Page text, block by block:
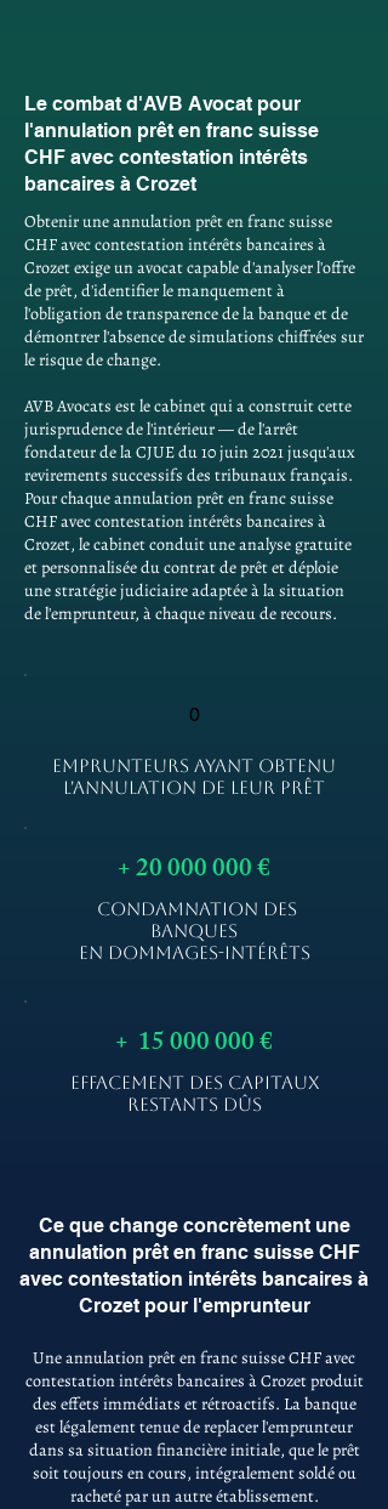
Le combat d'AVB Avocat pour
l'annulation prêt en franc suisse
CHF avec contestation intérêts
bancaires à Crozet
Obtenir une annulation prêt en franc suisse
CHF avec contestation intérêts bancaires à
Crozet exige un avocat capable d'analyser l'offre
de prêt, d'identifier le manquement à
l'obligation de transparence de la banque et de
démontrer l'absence de simulations chiffrées sur
le risque de change.
AVB Avocats est le cabinet qui a construit cette
jurisprudence de l'intérieur — de l'arrêt
fondateur de la CJUE du 10 juin 2021 jusqu'aux
revirements successifs des tribunaux français.
Pour chaque annulation prêt en franc suisse
CHF avec contestation intérêts bancaires à
Crozet, le cabinet conduit une analyse gratuite
et personnalisée du contrat de prêt et déploie
une stratégie judiciaire adaptée à la situation
de l'emprunteur, à chaque niveau de recours.
0
EMPRUNTEURS AYANT OBTENU
L'ANNULATION DE LEUR PRÊT
+20 000 000€
CONDAMNATION DES
BANQUES
EN DOMMAGES-INTÉRÊTS
+ 15 000 000€
EFFACEMENT DES CAPITAUX
RESTANTS DÛS
Ce que change concrètement une
annulation prêt en franc suisse CHF
avec contestation intérêts bancaires à
Crozet pour l'emprunteur
Une annulation prêt en franc suisse CHF avec
contestation intérêts bancaires à Crozet produit
des effets immédiats et rétroactifs. La banque
est légalement tenue de replacer l'emprunteur
dans sa situation financière initiale, que le prêt
soit toujours en cours, intégralement soldé ou
racheté par un autre établissement.